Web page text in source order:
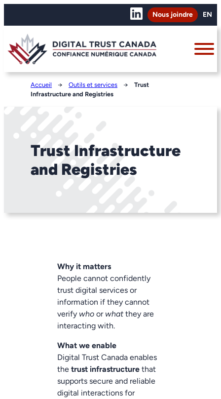
Nous joindre EN
Accueil →Outils et services →Trust
Infrastructure and Registries
Trust Infrastructure
and Registries
Why it matters
People cannot confidently
trust digital services or
information if they cannot
verify who or what they are
interacting with.
What we enable
Digital Trust Canada enables
thetrust infrastructure that
supports secure and reliable
digital interactions for